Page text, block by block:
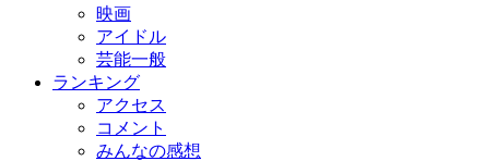
映画
アイドル
芸能一般
ランキング
アクセス
コメント
みんなの感想